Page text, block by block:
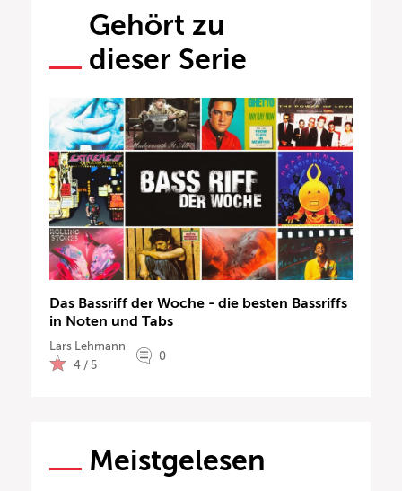
Gehört zu
dieser Serie
Das Bassriff der Woche - die besten Bassriffs
in Noten und Tabs
Lars Lehmann
4 / 5
0
Meistgelesen